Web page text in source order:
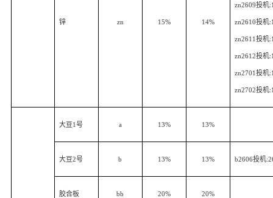
锌 zn 15% 14%
zn2609投机
zn2610投机
zn2611投机
zn2612投机
zn2701投机
zn2702投机
大豆1号 a 13% 13%
大豆2号 b 13% 13% b2606投机
胶合板 bb 20% 20%